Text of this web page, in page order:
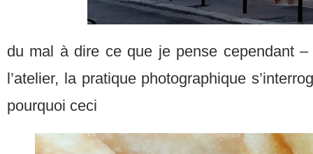
du mal à dire ce que je pense cependant
l’atelier, la pratique photographique
pourquoi ceci